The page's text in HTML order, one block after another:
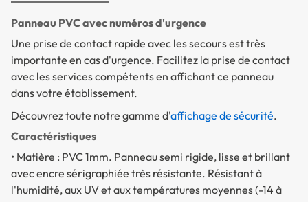
Panneau PVC avec numéros d'urgence
Une prise de contact rapide avec les secours est très
importante en cas d'urgence. Facilitez la prise de contact
avec les services compétents en affichant ce panneau
dans votre établissement.
Découvrez toute notre gamme d'affichage de sécurité.
Caractéristiques
• Matière : PVC 1mm. Panneau semi rigide, lisse et brillant
avec encre sérigraphiée très résistante. Résistant à
l'humidité, aux UV et aux températures moyennes (-14 à